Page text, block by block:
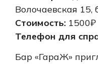
Волочаевская 15,
Стоимость: 1500₽
Телефон для
Бар «ГараЖ»